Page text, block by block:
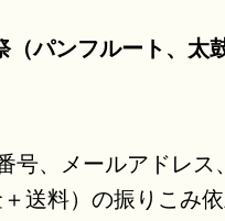
パンフルート、太
号、メールアドレス
送料）の振りこみ